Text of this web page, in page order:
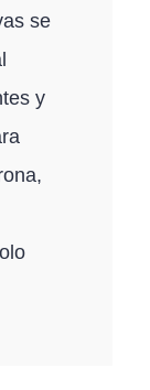
se
y